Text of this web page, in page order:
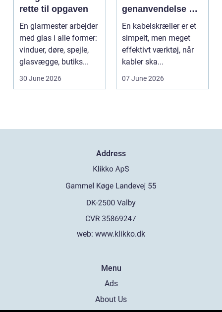
rette til opgaven
En glarmester arbejder
med glas i alle former:
vinduer, døre, spejle,
glasvægge, butiks...
30 June 2026
genanvendelse og
bedre økonomi i
kabelhåndtering
En kabelskræller er et
simpelt, men meget
effektivt værktøj, når
kabler ska...
07 June 2026
Address
web: www.klikko.dk
Menu
Ads
About Us